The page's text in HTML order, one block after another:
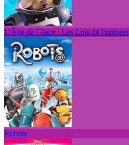
L'Âge de Glace : Les Lois de l'univers
Robots